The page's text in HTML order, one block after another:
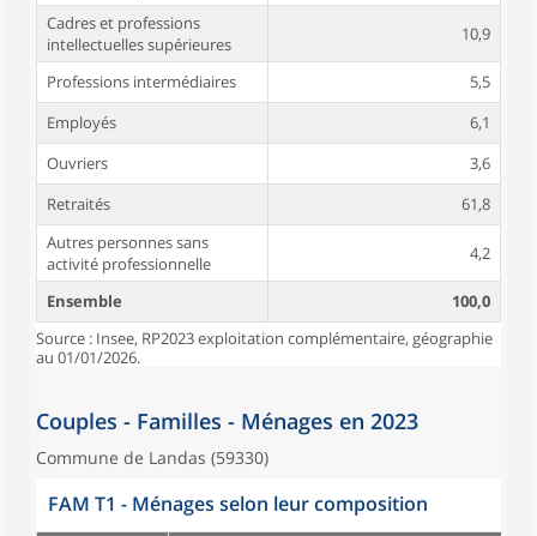
Cadres et professions
intellectuelles supérieures
10,9
Professions intermédiaires
5,5
Employés
6,1
Ouvriers
3,6
Retraités
61,8
Autres personnes sans
activité professionnelle
4,2
Ensemble
100,0
Source : Insee, RP2023 exploitation complémentaire, géographie
au 01/01/2026.
Couples - Familles - Ménages en 2023
Commune de Landas (59330)
FAM T1 - Ménages selon leur composition